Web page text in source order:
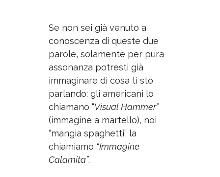
Se non sei già venuto a
conoscenza di queste due
parole, solamente per pura
assonanza potresti già
immaginare di cosa ti sto
parlando: gli americani lo
chiamano “Visual Hammer”
(immagine a martello), noi
“mangia spaghetti” la
chiamiamo “Immagine
Calamita”.